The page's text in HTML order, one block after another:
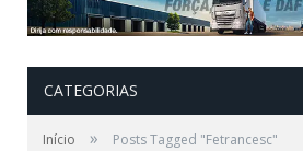
CATEGORIAS
Início » Posts Tagged "Fetrancesc"